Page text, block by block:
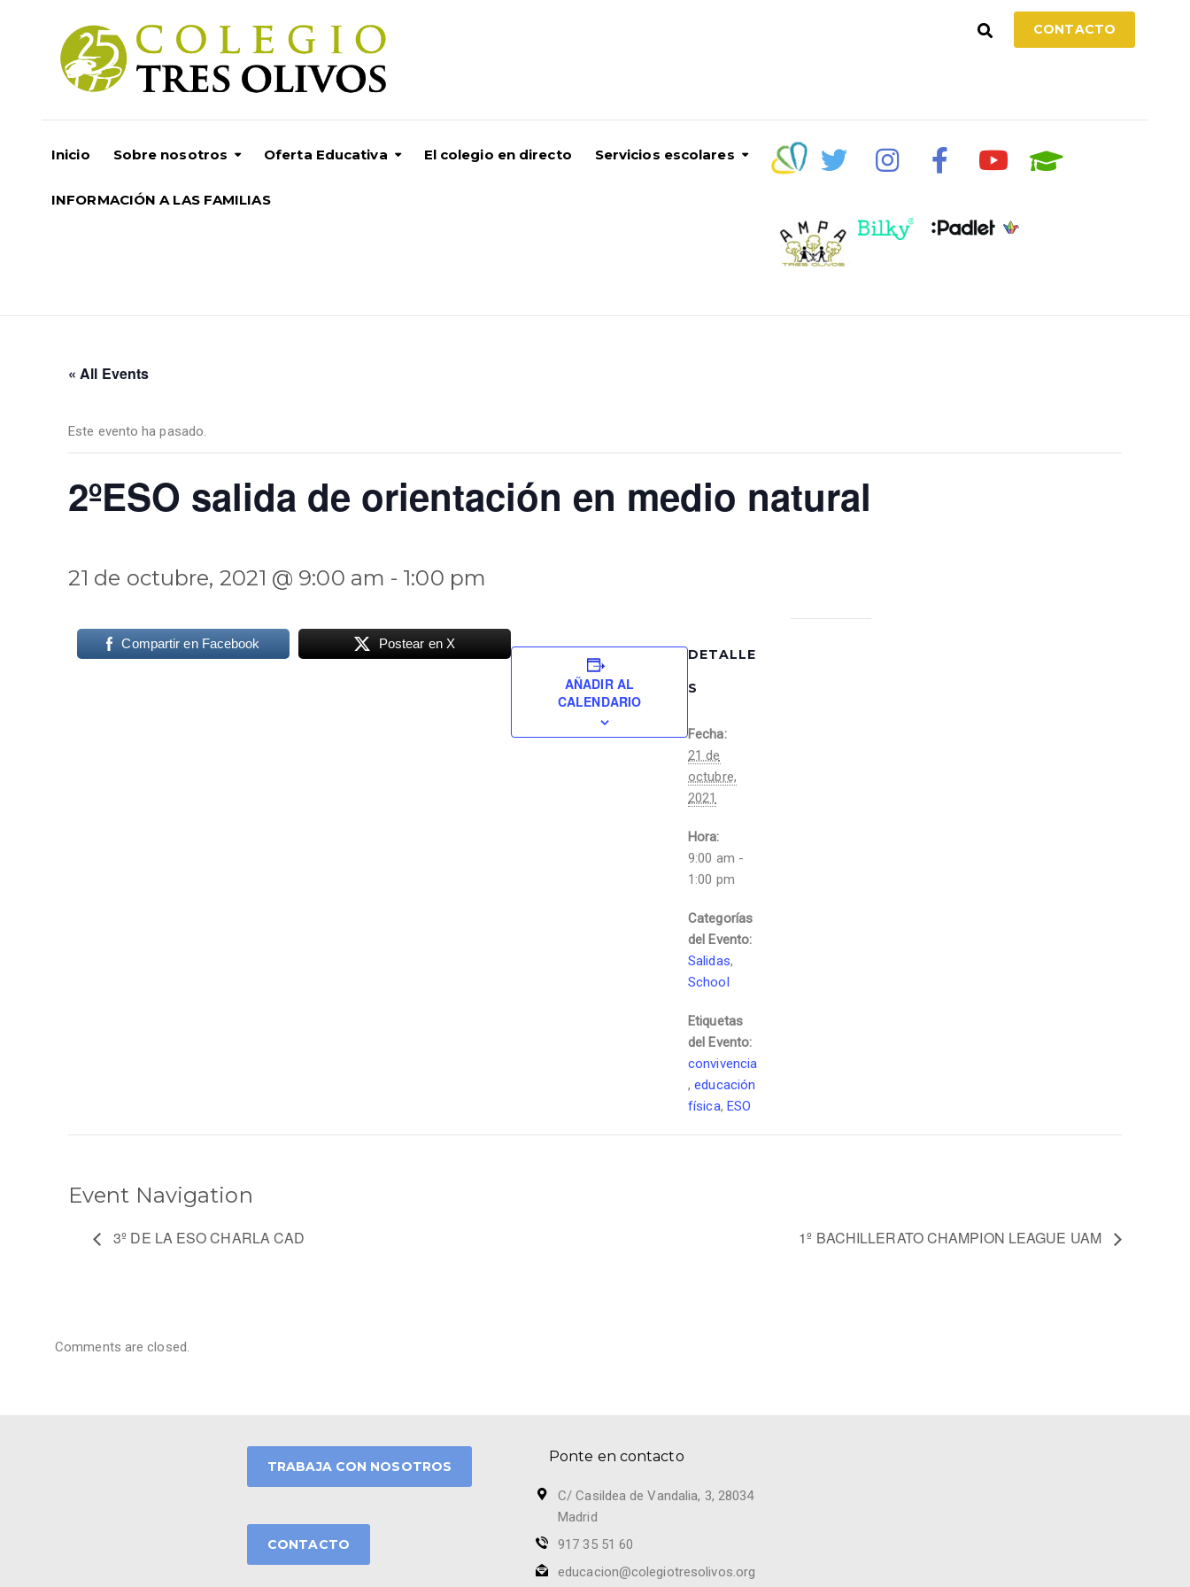
CONTACTO
Inicio Sobre nosotros Oferta Educativa El colegio en directo Servicios escolares
INFORMACIÓN A LAS FAMILIAS
« All Events
Este evento ha pasado.
2ºESO salida de orientación en medio natural
21 de octubre, 2021 @ 9:00 am - 1:00 pm
Compartir en Facebook Postear en X
AÑADIR AL
CALENDARIO
DETALLE
S
Fecha:
21 de
octubre,
2021
Hora:
9:00 am -
1:00 pm
Categorías
del Evento:
Salidas,
School
Etiquetas
del Evento:
convivencia
,educación
física, ESO
Event Navigation
3º DE LA ESO CHARLA CAD 1º BACHILLERATO CHAMPION LEAGUE UAM
Comments are closed.
TRABAJA CON NOSOTROS
CONTACTO
Ponte en contacto
C/ Casildea de Vandalia, 3, 28034
Madrid
917 35 51 60
educacion@colegiotresolivos.org